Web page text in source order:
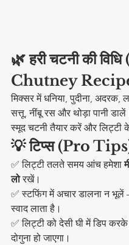
🌿 हरी चटनी की
Chutney
मिक्सर में धनिया, पुदीना, अदरक,
सत्तू, नींबू रस और थोड़ा पानी
स्मूद चटनी तैयार करें और लिट्टी
💡 टिप्स (Pro
✅ लिट्टी तलते समय आंच हमेशा
लो रखें।
✅ स्टफिंग में अचार डालना न भूलें
स्वाद लाता है।
✅ लिट्टी को देसी घी में डिप
दोगुना हो जाएगा।